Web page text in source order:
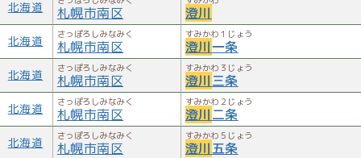
13）／学校法人経専学園（澄川4-4）／経専医療事務薬業専
門学校（澄川3-6）／経専北海道観光専門学校（澄川3-6）／
経専北海道どうぶつ専門学校（澄川3-6）／経専北海道保育
専門学校（澄川4-4）／札幌コンセルヴァトワール（澄川4-
2）／企業／ろまん亭（澄川4-2）／南区コミュニティエフエ
ム（澄川3-6、廃止）／その他の施設／澄川図書館（澄川4-
4）／紅桜公園（澄川389）
北海道 札幌市南区 澄川
北海道 さっぽろしみなみく
札幌市南区
すみかわ１じょう
澄川一条
北海道 さっぽろしみなみく
札幌市南区
すみかわ３じょう
澄川三条
北海道 さっぽろしみなみく
札幌市南区
すみかわ２じょう
澄川二条
北海道 さっぽろしみなみく
札幌市南区
すみかわ５じょう
澄川五条